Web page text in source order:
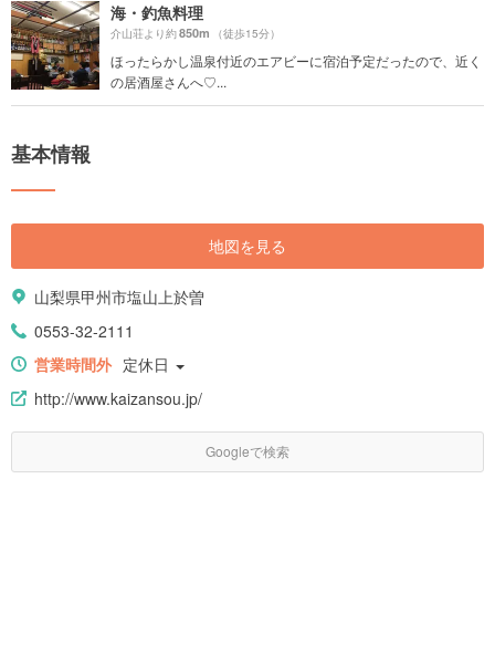
海・釣魚料理
介山荘より約850m （徒歩15分）
ほったらかし温泉付近のエアビーに宿泊予定だったので、近く
の居酒屋さんへ♡...
基本情報
地図を見る
山梨県甲州市塩山上於曽
0553-32-2111
営業時間外 定休日
http://www.kaizansou.jp/
Googleで検索